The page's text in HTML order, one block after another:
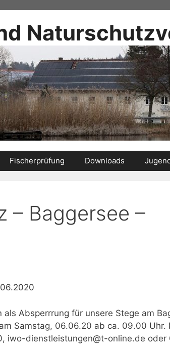
Fischerprüfung Downloads
– Baggersee –
als Absperrrung für unsere Stege am
Samstag, 06.06.20 ab ca. 09.00 Uhr.
iwo-dienstleistungen@t-online.de oder